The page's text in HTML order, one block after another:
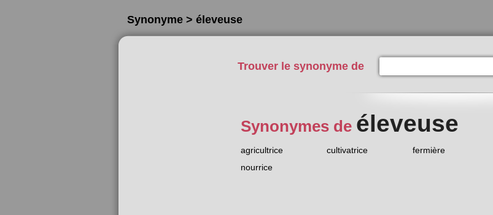
Synonyme > éleveuse
Trouver le synonyme de
Synonymes de éleveuse
agricultrice cultivatrice fermière
nourrice